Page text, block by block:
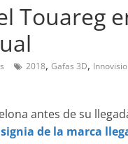
Touareg
2018, Gafas 3D,
antes de su
de la marca
Joschelito 0